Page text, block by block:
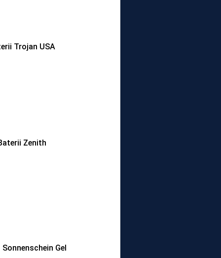
Trojan USA
Zenith
Gel